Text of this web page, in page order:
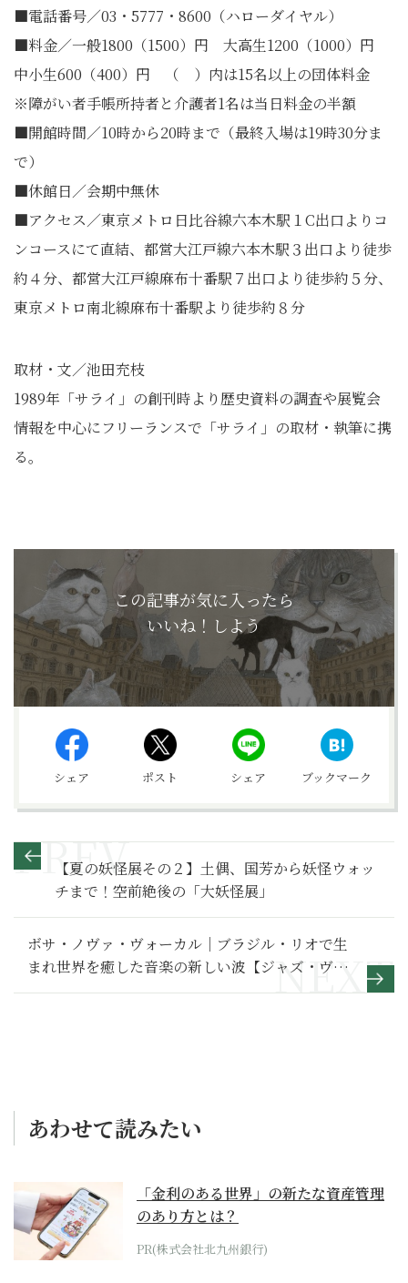
■電話番号／03・5777・8600（ハローダイヤル）
■料金／一般1800（1500）円 大高生1200（1000）円
中小生600（400）円 （ ）内は15名以上の団体料金
※障がい者手帳所持者と介護者1名は当日料金の半額
■開館時間／10時から20時まで（最終入場は19時30分ま
で）
■休館日／会期中無休
■アクセス／東京メトロ日比谷線六本木駅１C出口よりコ
ンコースにて直結、都営大江戸線六本木駅３出口より徒歩
約４分、都営大江戸線麻布十番駅７出口より徒歩約５分、
東京メトロ南北線麻布十番駅より徒歩約８分
取材・文／池田充枝
1989年「サライ」 の創刊時より歴史資料の調査や展覧会
情報を中心にフリーランスで 「サライ」の取材・執筆に携
る。
この記事が気に入ったら
いいね！しよう
シェア ポスト シェア ブックマーク
【夏の妖怪展その２】土偶、国芳から妖怪ウォッ
チまで！空前絶後の「大妖怪展」
ボサ・ノヴァ・ヴォーカル｜ブラジル・リオで生
まれ世界を癒した音楽の新しい波【ジャズ・ヴォ
ーカル・コレクション07】
あわせて読みたい
「金利のある世界」の新たな資産管理
のあり方とは？
PR(株式会社北九州銀行)